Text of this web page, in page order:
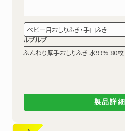
ベビー用おしりふき・手口ふき
ルプルプ
ふんわり厚手おしりふき 水99% 80枚
製品詳細